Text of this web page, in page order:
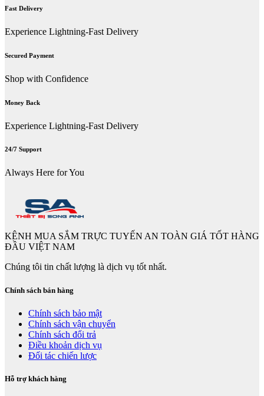
Fast Delivery
Experience Lightning-Fast Delivery
Secured Payment
Shop with Confidence
Money Back
Experience Lightning-Fast Delivery
24/7 Support
Always Here for You
KÊNH MUA SẮM TRỰC TUYẾN AN TOÀN GIÁ TỐT HÀNG
ĐẦU VIỆT NAM
Chúng tôi tin chất lượng là dịch vụ tốt nhất.
Chính sách bán hàng
Chính sách bảo mật
Chính sách vận chuyển
Chính sách đổi trả
Điều khoản dịch vụ
Đối tác chiến lược
Hỗ trợ khách hàng